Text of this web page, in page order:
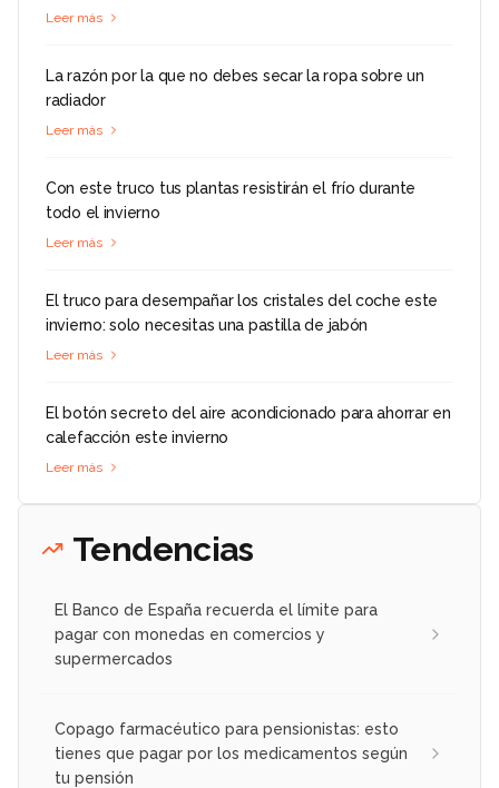
Leer más
La razón por la que no debes secar la ropa sobre un
radiador
Leer más
Con este truco tus plantas resistirán el frío durante
todo el invierno
Leer más
El truco para desempañar los cristales del coche este
invierno: solo necesitas una pastilla de jabón
Leer más
El botón secreto del aire acondicionado para ahorrar en
calefacción este invierno
Leer más
Tendencias
El Banco de España recuerda el límite para
pagar con monedas en comercios y
supermercados
Copago farmacéutico para pensionistas: esto
tienes que pagar por los medicamentos según
tu pensión